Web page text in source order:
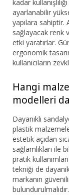
kadar
ayarlanabilir
yapılara sahiptir.
sağlayacak renk
etki yaratırlar.
ergonomik
kullanıcıların
Hangi
modelleri
Dayanıklı
plastik
estetik açıdan
sağlamlıkları ile
pratik
tekniği de
markanın
bulundurulmalıdır.